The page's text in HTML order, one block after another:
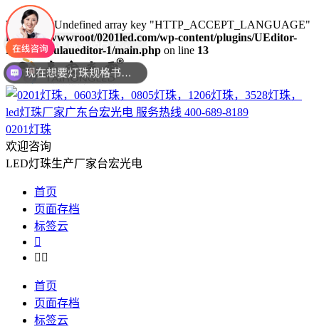
Warning
: Undefined array key "HTTP_ACCEPT_LANGUAGE"
in/www/wwwroot/0201led.com/wp-content/plugins/UEditor-
KityFormulaueditor-1/main.php on line 13
0201灯珠
欢迎咨询
LED灯珠生产厂家台宏光电
首页
页面存档
标签云

 
首页
页面存档
标签云